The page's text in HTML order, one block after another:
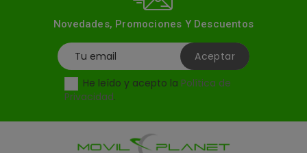
Novedades, Promociones Y Descuentos
He leído y acepto la Política de
Privacidad.